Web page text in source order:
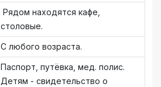
Рядом находятся кафе,
столовые.
С любого возраста.
Паспорт, путёвка, мед. полис.
Детям - свидетельство о